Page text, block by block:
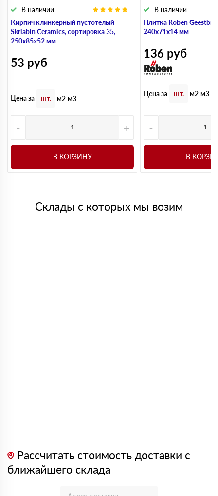
Кирпич клинкерный пустотелый
Skriabin Ceramics, сортировка 35,
250х85х52 мм
В наличии
53 руб
Цена за шт. м2 м3
- +
В КОРЗИНУ
Плитка Roben
240х71х14 мм
В наличии
136 руб
Цена за шт. м2 м3
-
В
Склады с которых мы возим
Рассчитать стоимость доставки с
ближайшего склада